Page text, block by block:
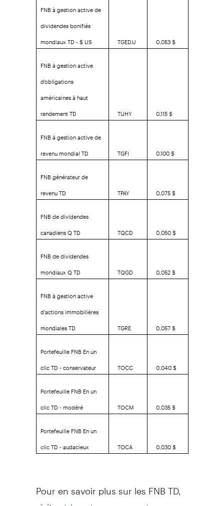
FNB à gestion active de
dividendes bonifiés
mondiaux TD - $ US
TGED.U
0,053 $
FNB à gestion active
d'obligations
américaines à haut
rendement TD
TUHY
0,115 $
FNB à gestion active de
revenu mondial TD
TGFI
0,100 $
FNB générateur de
revenu TD
TPAY
0,075 $
FNB de dividendes
canadiens Q TD
TQCD
0,050 $
FNB de dividendes
mondiaux Q TD
TQGD
0,052 $
FNB à gestion active
d'actions immobilières
mondiales TD
TGRE
0,057 $
Portefeuille FNB En un
clic TD - conservateur
TOCC
0,040 $
Portefeuille FNB En un
clic TD - modéré
TOCM
0,035 $
Portefeuille FNB En un
clic TD - audacieux
TOCA 0,030 $
Pour en savoir plus sur les FNB TD,